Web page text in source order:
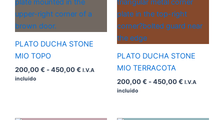
PLATO DUCHA STONE
MIO TOPO
200,00€ -450,00€
precios:
desde
hasta
I.V.A
incluido
PLATO DUCHA STONE
MIO TERRACOTA
200,00€ -450,00€
precios:
desde
200,00 €
hasta
I.V.A
incluido